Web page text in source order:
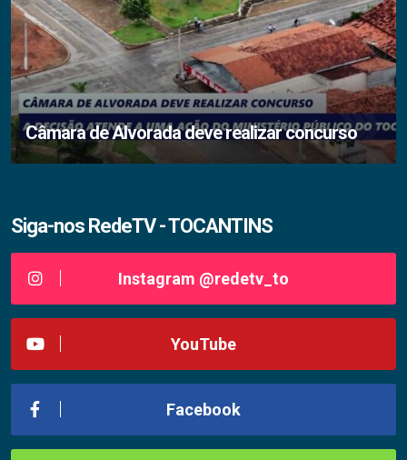
Câmara de Alvorada deve realizar concurso
Siga-nos RedeTV - TOCANTINS
Instagram @redetv_to
YouTube
Facebook